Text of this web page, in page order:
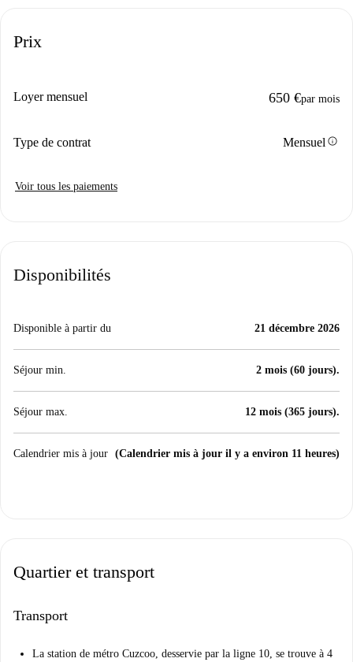
Prix
Loyer mensuel 650 €par mois
Type de contrat Mensuel info
Voir tous les paiements
Disponibilités
Disponible à partir du 21 décembre 2026
Séjour min. 2 mois (60 jours).
Séjour max. 12 mois (365 jours).
Calendrier mis à jour (Calendrier mis à jour il y a environ 11 heures)
Quartier et transport
Transport
La station de métro Cuzcoo, desservie par la ligne 10, se trouve à 4